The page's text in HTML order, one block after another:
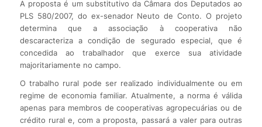
A proposta é um substitutivo da Câmara dos Deputados ao
PLS 580/2007, do ex-senador Neuto de Conto. O projeto
determina que a associação à cooperativa não
descaracteriza a condição de segurado especial, que é
concedida ao trabalhador que exerce sua atividade
majoritariamente no campo.
O trabalho rural pode ser realizado individualmente ou em
regime de economia familiar. Atualmente, a norma é válida
apenas para membros de cooperativas agropecuárias ou de
crédito rural e, com a proposta, passará a valer para outras